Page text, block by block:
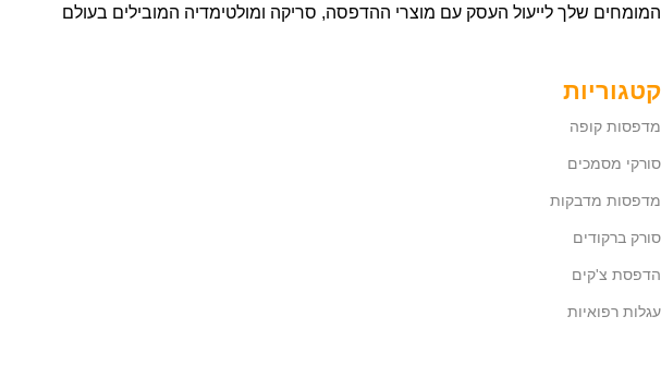
המומחים שלך לייעול העסק עם מוצרי ההדפסה, סריקה ומולטימדיה המובילים בעולם
קטגוריות
מדפסות קופה
סורקי מסמכים
מדפסות מדבקות
סורק ברקודים
הדפסת צ'קים
עגלות רפואיות